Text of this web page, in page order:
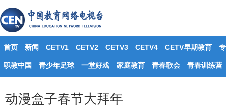
首页 新闻 CETV1 CETV2 CETV3 CETV4 CETV早期教育
职教中国 青少年足球 一堂好戏 家庭教育 青春歌会 青春训练营
动漫盒子春节大拜年